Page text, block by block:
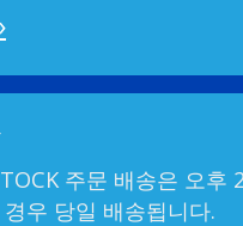
주문 배송은 오후
우 당일 배송됩니다.